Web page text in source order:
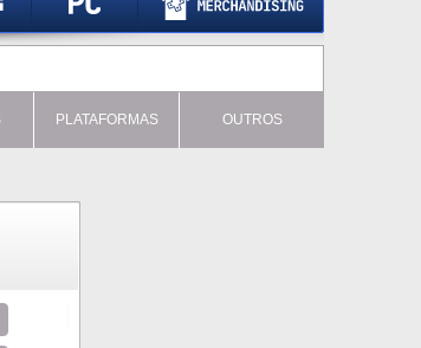
para o Fallout Day
PLATAFORMAS OUTROS